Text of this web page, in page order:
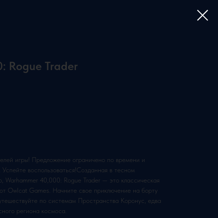
Rogue Trader
игры! Предложение ограничено по времени и
воспользоваться!Созданная в тесном
Warhammer 40,000: Rogue Trader — это классическая
Owlcat Games. Начните свое приключение на борту
по системам Пространства Коронус, едва
региона космоса.